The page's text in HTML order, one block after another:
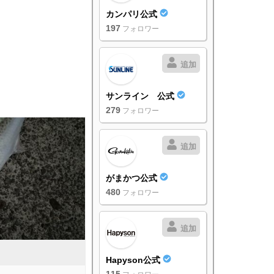
カンパリ公式
197 フォロワー
追加
サンライン 公式
279 フォロワー
追加
がまかつ公式
480 フォロワー
追加
Hapyson公式